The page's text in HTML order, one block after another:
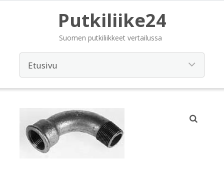
Putkiliike24
Suomen putkiliikkeet vertailussa